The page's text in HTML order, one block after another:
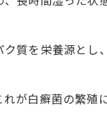
質を栄養源と
が白癬菌の繁殖